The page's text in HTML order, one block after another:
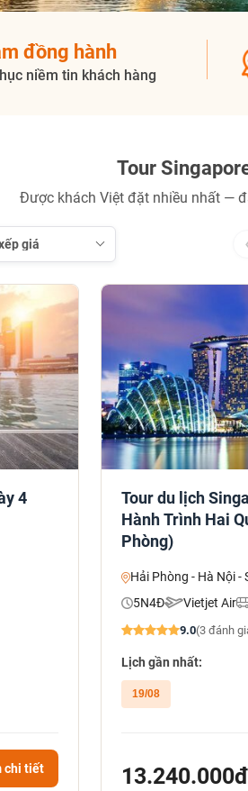
đồng hành
niềm tin khách hàng
Tour
Được khách Việt đặt nhiều nhất —
giá
4
chi tiết
Tour du lịch
Hành Trình Hai
Phòng)
Hải Phòng - Hà Nội -
5N4Đ
Vietjet Air
9.0(3 đánh
Lịch gần nhất:
19/08
13.240.000đ
TƯ
Nhận ưu đãi ngay